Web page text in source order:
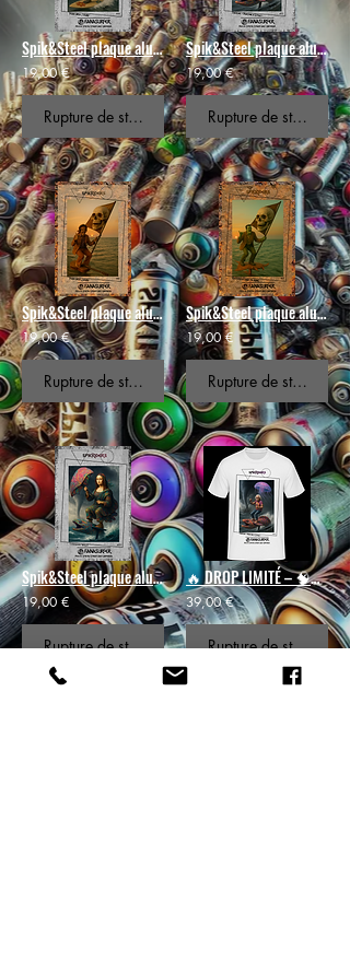
Spik&Steel plaque alu ou métal 🦈 Shark Skullet Storm-#97🌪️💀
19,00 €
Rupture de stock
Spik&Steel plaque alu ou métal 🧠 Einstein Foil Trip - #22⚡🐙
19,00 €
Rupture de stock
Spik&Steel plaque alu ou métal 🎸 Hendrix Skull Foil- #66💀⚡
19,00 €
Rupture de stock
Spik&Steel plaque alu ou métal 🧟‍♂️ Ressurected to Ride #37🌊
19,00 €
Rupture de stock
Spik&Steel plaque alu ou métal 🎨 Mona Ride -#18🪼
19,00 €
Rupture de stock
🔥 DROP LIMITÉ – 🧠🌊🪼Édition SpikRiders– Einstein Foil Trip#22
39,00 €
Rupture de stock